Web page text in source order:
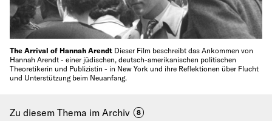
The Arrival of Hannah Arendt Dieser Film beschreibt das Ankommen von
Hannah Arendt - einer jüdischen, deutsch-amerikanischen politischen
Theoretikerin und Publizistin - in New York und ihre Reflektionen über Flucht
und Unterstützung beim Neuanfang.
Zu diesem Thema im Archiv 8